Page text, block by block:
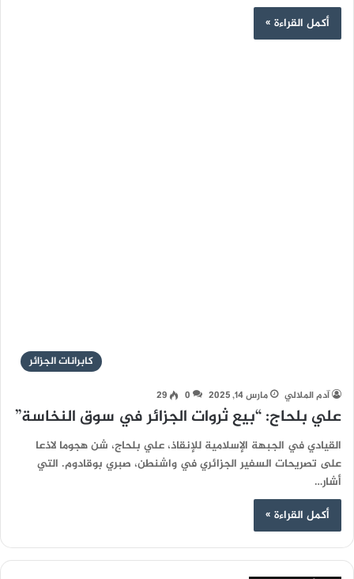
أكمل القراءة »
كابرانات الجزائر
آدم الملالي مارس 14, 2025 0
29
علي بلحاج: “بيع ثروات الجزائر في سوق النخاسة”
القيادي في الجبهة الإسلامية للإنقاذ، علي بلحاج، شن هجوما لاذعا
على تصريحات السفير الجزائري في واشنطن، صبري بوقادوم. التي
أشار…
أكمل القراءة »